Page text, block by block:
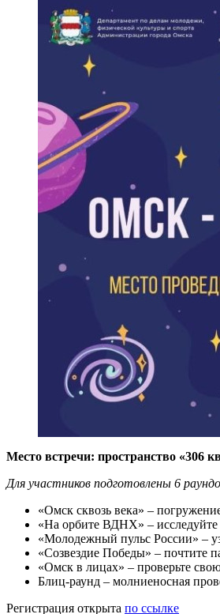
Место встречи: пространство «306
Для участников подготовлены 6
«Омск сквозь века» –
«На орбите ВДНХ» – исследуйте
«Молодежный пульс России» –
«Созвездие Победы» – почтите
«Омск в лицах» – проверьте
Блиц-раунд – молниеносная
Регистрация открыта по ссылке